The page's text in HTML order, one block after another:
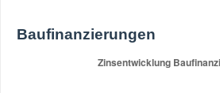
Baufinanzierungen